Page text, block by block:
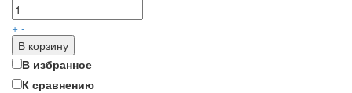
+ -
В корзину
В избранное
К сравнению